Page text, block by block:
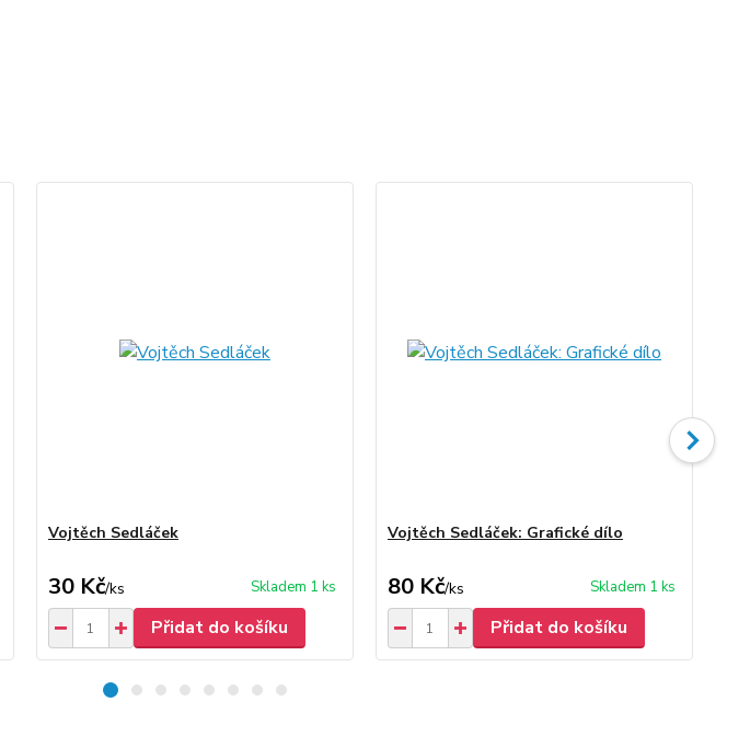
Vojtěch Sedláček
30 Kč/ks Skladem 1 ks
Přidat do košíku
Vojtěch Sedláček: Grafické dílo
80 Kč/ks Skladem 1 ks
Přidat do košíku